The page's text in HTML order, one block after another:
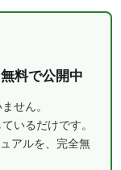
料で公開中
せん。
いるだけです。
アルを、完全無